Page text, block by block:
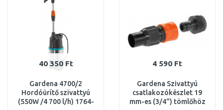
40 350 Ft
Gardena 4700/2
Hordóürítő szivattyú
(550W /4 700 l/h) 1764-
4 590 Ft
Gardena Szivattyú
csatlakozókészlet 19
mm-es (3/4") tömlőhöz